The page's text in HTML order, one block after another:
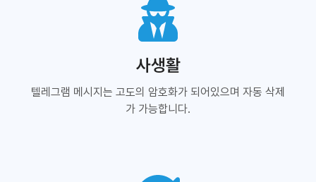
사생활
텔레그램 메시지는 고도의 암호화가 되어있으며 자동 삭제
가 가능합니다.